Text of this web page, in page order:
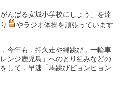
んばる安城小学校にしよう」を達
やラジオ体操を頑張っています
今年も，持久走や縄跳び，一輪車
ンジ鹿児島」へのとり組みなどの
して，早速「馬跳びピョンピョン